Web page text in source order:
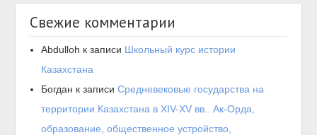
Свежие комментарии
Abdulloh к записи Школьный курс истории
Казахстана
Богдан к записиСредневековые государства на
территории Казахстана в XIV-XV вв.. Ак-Орда,
образование, общественное устройство,